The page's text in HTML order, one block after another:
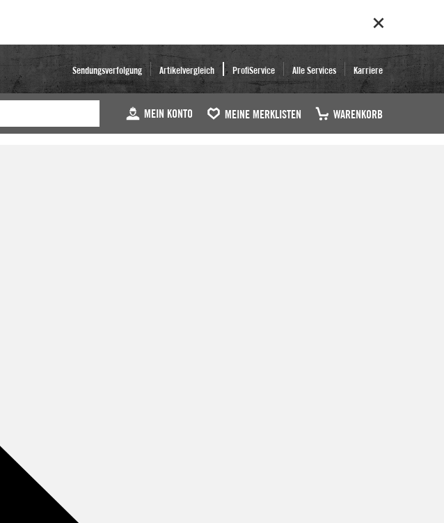
Sendungsverfolgung Artikelvergleich ProfiService Alle Services Karriere
MEIN KONTO MEINE MERKLISTEN WARENKORB